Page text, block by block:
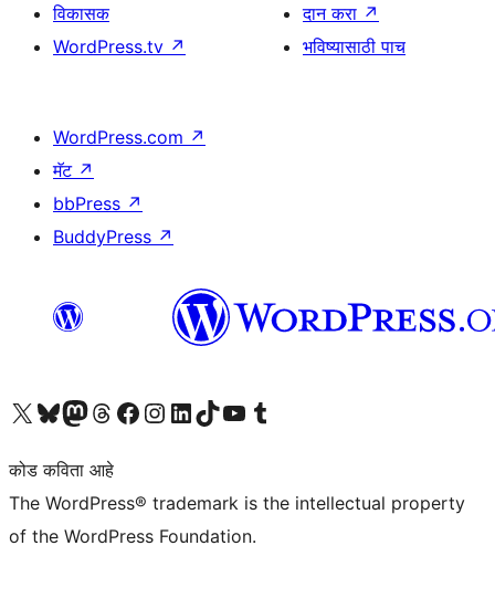
विकासक
WordPress.tv ↗
दान करा ↗
भविष्यासाठी पाच
WordPress.com ↗
मॅट ↗
bbPress ↗
BuddyPress ↗
आमच्या X (एक्स) (पूर्वीचे ट्विटर) खात्याला भेट द्या आमच्या ब्लूस्की खात्याला भेट द्या.आमच्या Mastodon खात्याला भेट द्या.आमच्या थ्रेड्स खात्याला भेट द्या. आमच्या फेसबुक पेजला भेट द्या आमच्या इंस्टाग्राम खात्याला भेट द्या आमच्या लिंक्डइन खात्याला भेट द्या आमच्या टिकटॉक अकाउंटला भेट द्या.आमच्या यूट्यूब चॅनेलला भेट द्या आमच्या टंबलर खात्याला भेट द्या.
कोड कविता आहे
The WordPress® trademark is the intellectual property
of the WordPress Foundation.